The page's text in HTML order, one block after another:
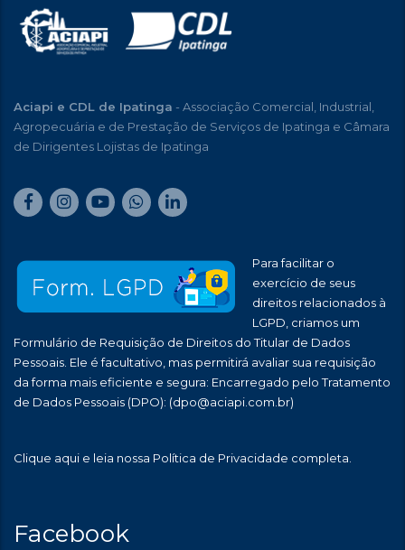
Aciapi e CDL de Ipatinga - Associação Comercial, Industrial,
Agropecuária e de Prestação de Serviços de Ipatinga e Câmara
de Dirigentes Lojistas de Ipatinga
Para facilitar o
exercício de seus
direitos relacionados à
LGPD, criamos um
Formulário de Requisição de Direitos do Titular de Dados
Pessoais. Ele é facultativo, mas permitirá avaliar sua requisição
da forma mais eficiente e segura: Encarregado pelo Tratamento
de Dados Pessoais (DPO): (dpo@aciapi.com.br)
Clique aqui e leia nossa Política de Privacidade completa.
Facebook